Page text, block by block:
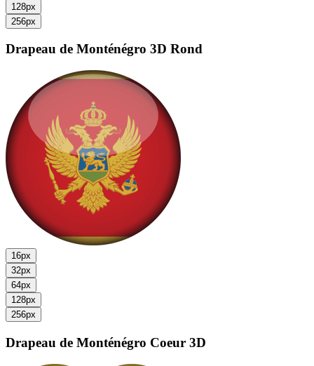
128px
256px
Drapeau de Monténégro 3D Rond
16px
32px
64px
128px
256px
Drapeau de Monténégro Coeur 3D